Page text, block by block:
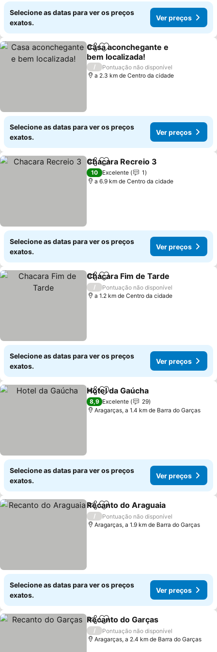
Selecione as datas para ver os preços
exatos.
Ver preços
PartilharAdicionar aos favoritos
Casa aconchegante e
bem localizada!
/
Pontuação não disponível
a 2.3 km de Centro da cidade
Selecione as datas para ver os preços
exatos.
Ver preços
PartilharAdicionar aos favoritos
Chacara Recreio 3
10 Excelente
1
a 6.9 km de Centro da cidade
Selecione as datas para ver os preços
exatos.
Ver preços
PartilharAdicionar aos favoritos
Chacara Fim de Tarde
/
Pontuação não disponível
a 1.2 km de Centro da cidade
Selecione as datas para ver os preços
exatos.
Ver preços
PartilharAdicionar aos favoritos
Hotel da Gaúcha
8,9 Excelente
29
Aragarças, a 1.4 km de Barra do Garças
Selecione as datas para ver os preços
exatos.
Ver preços
PartilharAdicionar aos favoritos
Recanto do Araguaia
/
Pontuação não disponível
Aragarças, a 1.9 km de Barra do Garças
Selecione as datas para ver os preços
exatos.
Ver preços
PartilharAdicionar aos favoritos
Recanto do Garças
/
Pontuação não disponível
Aragarças, a 2.4 km de Barra do Garças